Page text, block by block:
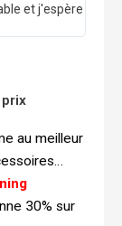
et j'espère
au meilleur
30% sur